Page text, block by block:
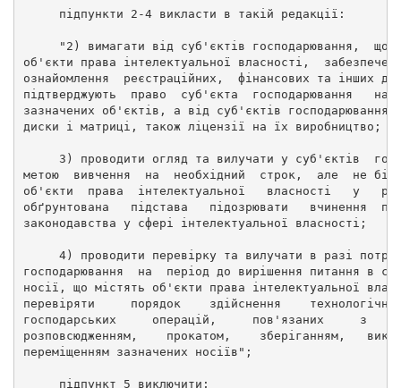
     підпункти 2-4 викласти в такій редакції:
"2) вимагати від суб'єктів господарювання,  що
об'єкти права інтелектуальної власності,
ознайомлення  реєстраційних,  фінансових та інших
підтверджують  право  суб'єкта  господарювання   на
зазначених об'єктів, а від суб'єктів
диски і матриці, також ліцензії на їх виробництво;
3) проводити огляд та вилучати у суб'єктів
метою  вивчення  на  необхідний  строк,  але  не
об'єкти  права  інтелектуальної   власності   у
обґрунтована   підстава   підозрювати   вчинення
законодавства у сфері інтелектуальної власності;
4) проводити перевірку та вилучати в разі
господарювання  на  період до вирішення питання в
носії, що містять об'єкти права інтелектуальної
перевіряти     порядок    здійснення
господарських     операцій,     пов'язаних     з
розповсюдженням,    прокатом,    зберіганням,
переміщенням зазначених носіїв";
     підпункт 5 виключити;